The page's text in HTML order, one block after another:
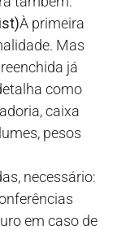
À primeira
Mas
já
como
caixa
pesos
necessário:
em caso de